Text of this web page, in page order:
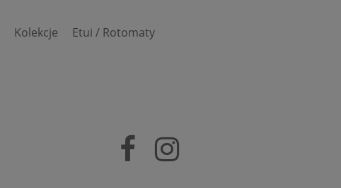
Kolekcje Etui / Rotomaty